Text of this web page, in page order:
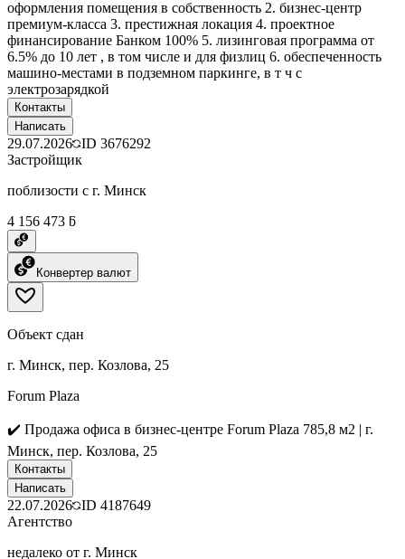
оформления помещения в собственность 2. бизнес-центр
премиум-класса 3. престижная локация 4. проектное
финансирование Банком 100% 5. лизинговая программа от
6.5% до 10 лет , в том числе и для физлиц 6. обеспеченность
машино-местами в подземном паркинге, в т ч с
электрозарядкой
Контакты
Написать
29.07.2026 ID 3676292
Застройщик
поблизости с г. Минск
4 156 473 ƃ
Конвертер валют
Объект сдан
г. Минск, пер. Козлова, 25
Forum Plaza
✔️ Продажа офиса в бизнес-центре Forum Plaza 785,8 м2 | г.
Минск, пер. Козлова, 25
Контакты
Написать
22.07.2026 ID 4187649
Агентство
недалеко от г. Минск